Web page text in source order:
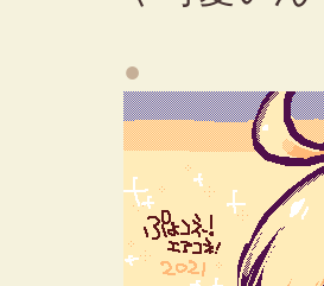
●